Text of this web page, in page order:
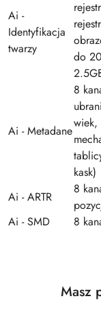
Ai -
Identyfikacja
twarzy
do
Ai - Metadane
8
wiek,
kask)
Ai - ARTR
8
Ai - SMD
8
Masz